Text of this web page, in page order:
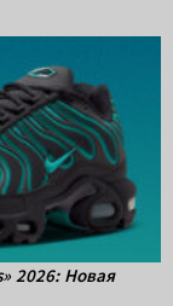
2026: Новая